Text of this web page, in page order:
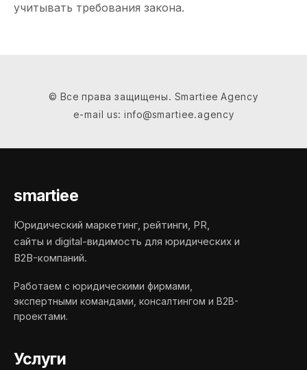
учитывать требования закона.
© Все права защищены. Smartiee Agency
e-mail us: info@smartiee.agency
smartiee
Юридический маркетинг, рейтинги, PR,
сайты и digital-видимость для юридических и
B2B-компаний.
Работаем с юридическими фирмами,
экспертными командами, консалтингом и B2B-
проектами.
Услуги